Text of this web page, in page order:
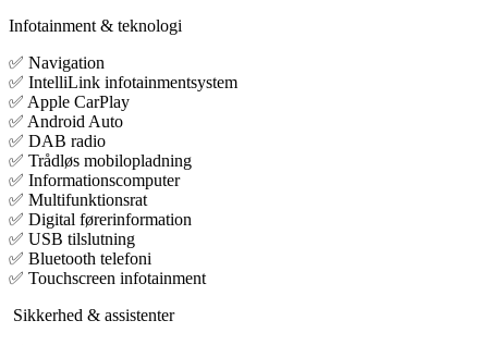
Infotainment & teknologi
✅ Navigation
✅ IntelliLink infotainmentsystem
✅ Apple CarPlay
✅ Android Auto
✅ DAB radio
✅ Trådløs mobilopladning
✅ Informationscomputer
✅ Multifunktionsrat
✅ Digital førerinformation
✅ USB tilslutning
✅ Bluetooth telefoni
✅ Touchscreen infotainment
️ Sikkerhed & assistenter